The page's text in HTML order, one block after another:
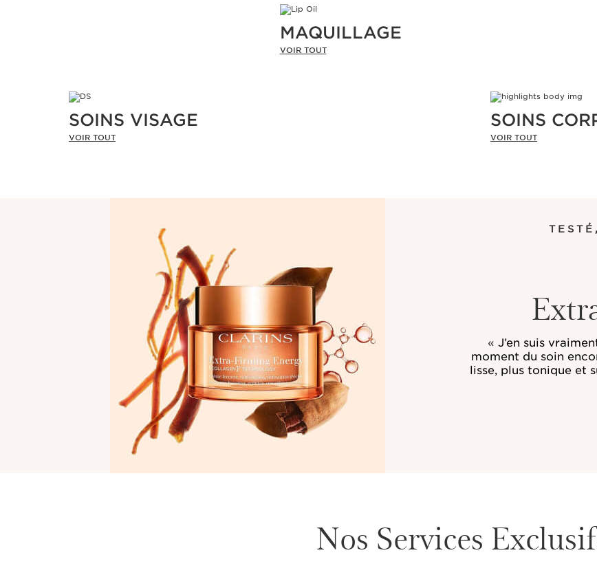
SOINS VISAGE
VOIR TOUT
MAQUILLAGE
VOIR TOUT
SOINS
VOIR TOUT
« J’en suis
moment du soin
lisse, plus tonique et
Nos Services